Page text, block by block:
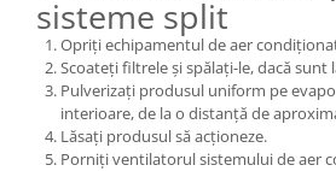
sisteme split
Opriți echipamentul de aer
Scoateți filtrele și spălați-le, dacă sunt
Pulverizați produsul uniform pe
interioare, de la o distanță de
Lăsați produsul să acționeze.
Porniți ventilatorul sistemului de aer